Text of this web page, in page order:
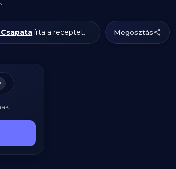
írta a receptet. Megosztás